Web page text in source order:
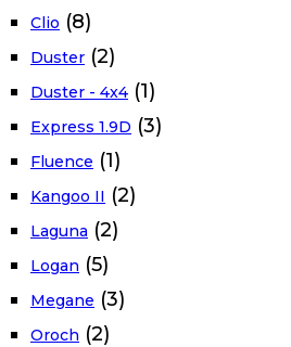
Clio (8)
Duster (2)
Duster - 4x4 (1)
Express 1.9D (3)
Fluence (1)
Kangoo II (2)
Laguna (2)
Logan (5)
Megane (3)
Oroch (2)